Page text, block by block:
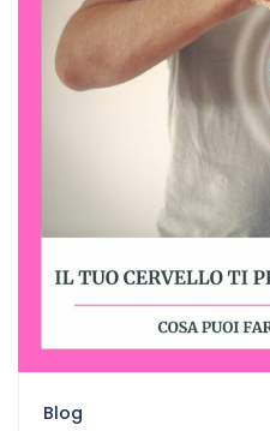
Blog